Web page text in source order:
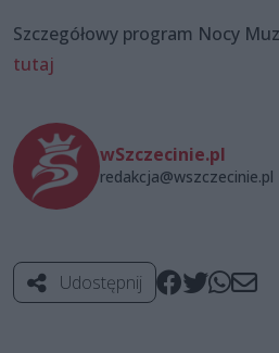
Szczegółowy program Nocy
tutaj
wSzczecinie.pl
redakcja@wszczecinie.pl
Udostępnij